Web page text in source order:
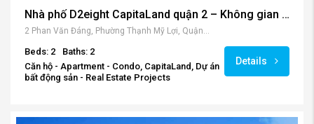
Nhà phố D2eight CapitaLand quận 2 – Không gian sáng tạo, đột phá ý tưởng.
Beds: 2
Baths: 2
Căn hộ - Apartment - Condo, CapitaLand, Dự án
bất động sản - Real Estate Projects
Details